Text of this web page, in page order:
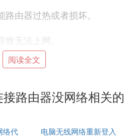
由器过热或者损坏。
无法上网。
，导致部分电脑无法连接上
能系统出现了问题，导致连接
阅读全文
路由器没网络相关的
络代
电脑无线网络重新登入